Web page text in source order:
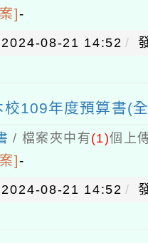
]-
2024-08-21 14:52
校109年度預算書(
/ 檔案夾中有(1)個上
]-
2024-08-21 14:52